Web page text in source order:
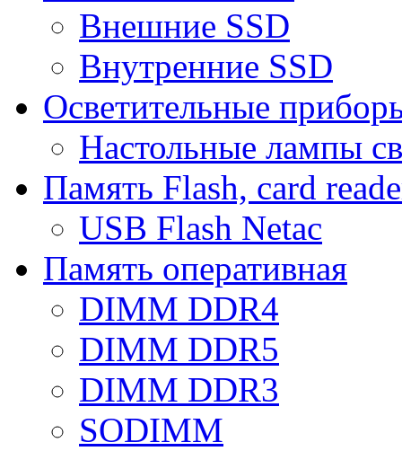
Внешние SSD
Внутренние SSD
Осветительные
Настольные лампы
Память Flash, card
USB Flash Netac
Память оперативная
DIMM DDR4
DIMM DDR5
DIMM DDR3
SODIMM